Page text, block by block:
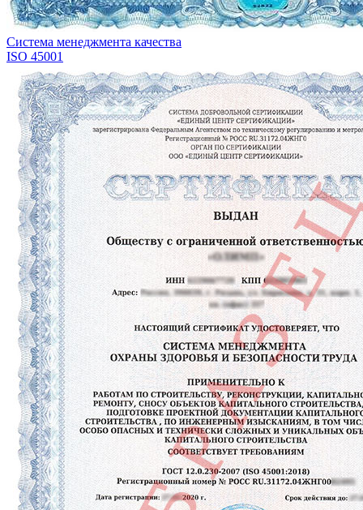
Система менеджмента качества
ISO 45001